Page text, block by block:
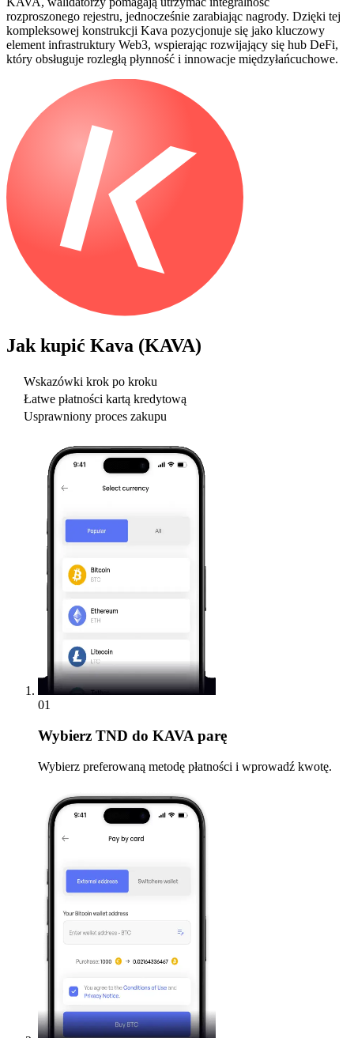
rozproszonego rejestru, jednocześnie zarabiając nagrody. Dzięki tej
kompleksowej konstrukcji Kava pozycjonuje się jako kluczowy
element infrastruktury Web3, wspierając rozwijający się hub DeFi,
który obsługuje rozległą płynność i innowacje międzyłańcuchowe.
Jak kupić Kava (KAVA)
Wskazówki krok po kroku
Łatwe płatności kartą kredytową
Usprawniony proces zakupu
01
Wybierz TND do KAVA parę
Wybierz preferowaną metodę płatności i wprowadź kwotę.